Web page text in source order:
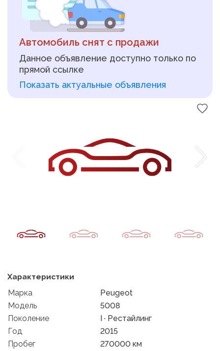
Автомобиль снят с продажи
Данное объявление доступно только по
прямой ссылке
Показать актуальные объявления
Характеристики
Марка
Peugeot
Модель
5008
Поколение
I · Рестайлинг
Год
2015
Пробег
270000 км